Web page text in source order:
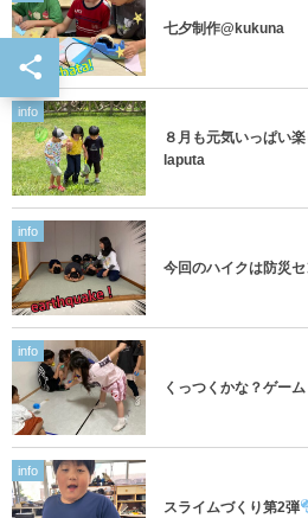
七夕制作@kukuna
info
８月も元気いっぱい
laputa
info
今回のハイクは防災
info
くっつくかな？ゲー
info
スライムづくり第2弾